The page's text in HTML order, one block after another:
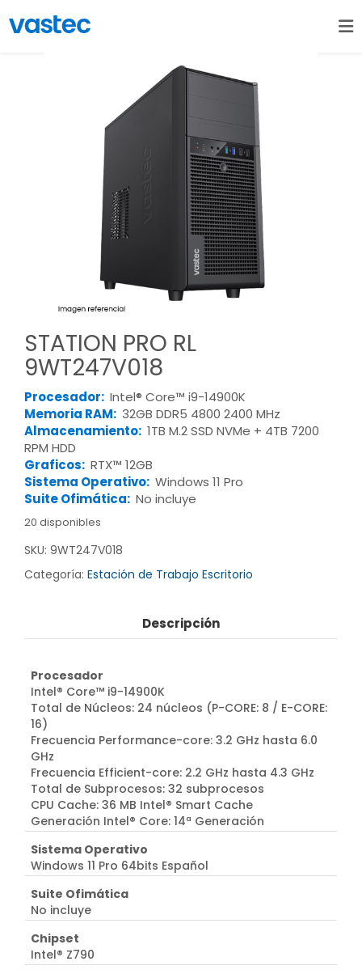
STATION PRO RL
9WT247V018
Procesador: Intel® Core™ i9-14900K
Memoria RAM: 32GB DDR5 4800 2400 MHz
Almacenamiento: 1TB M.2 SSD NVMe + 4TB 7200
RPM HDD
Graficos: RTX™ 12GB
Sistema Operativo: Windows 11 Pro
Suite Ofimática: No incluye
20 disponibles
SKU: 9WT247V018
Categoría: Estación de Trabajo Escritorio
Descripción
Procesador
Intel® Core™ i9-14900K
Total de Núcleos: 24 núcleos (P-CORE: 8 / E-CORE:
16)
Frecuencia Performance-core: 3.2 GHz hasta 6.0
GHz
Frecuencia Efficient-core: 2.2 GHz hasta 4.3 GHz
Total de Subprocesos: 32 subprocesos
CPU Cache: 36 MB Intel® Smart Cache
Generación Intel® Core: 14ª Generación
Sistema Operativo
Windows 11 Pro 64bits Español
Suite Ofimática
No incluye
Chipset
Intel® Z790